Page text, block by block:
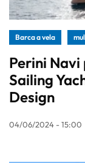
Barca a vela
Perini
Sailing
Design
04/06/2024 - 15:00